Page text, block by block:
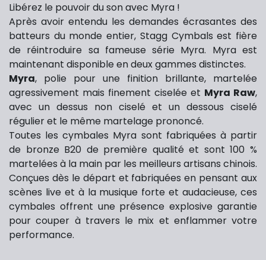
Libérez le pouvoir du son avec Myra !
Après avoir entendu les demandes écrasantes des
batteurs du monde entier, Stagg Cymbals est fière
de réintroduire sa fameuse série Myra. Myra est
maintenant disponible en deux gammes distinctes.
Myra, polie pour une finition brillante, martelée
agressivement mais finement ciselée et Myra Raw,
avec un dessus non ciselé et un dessous ciselé
régulier et le même martelage prononcé.
Toutes les cymbales Myra sont fabriquées à partir
de bronze B20 de première qualité et sont 100 %
martelées à la main par les meilleurs artisans chinois.
Conçues dès le départ et fabriquées en pensant aux
scènes live et à la musique forte et audacieuse, ces
cymbales offrent une présence explosive garantie
pour couper à travers le mix et enflammer votre
performance.